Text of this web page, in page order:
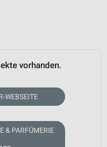
vorhanden.
WEBSEITE
& PARFÜMERIE